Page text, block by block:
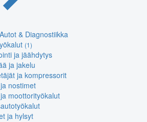
& Diagnostiikka
(1)
ja jäähdytys
ja jakelu
ja kompressorit
nostimet
moottorityökalut
ja hylsyt